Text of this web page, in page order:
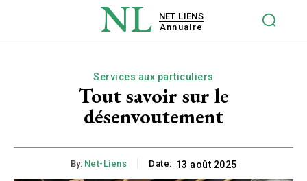
NL
NET LIENS
Annuaire
Services aux particuliers
Tout savoir sur le
désenvoutement
By: Net-Liens Date: 13 août 2025